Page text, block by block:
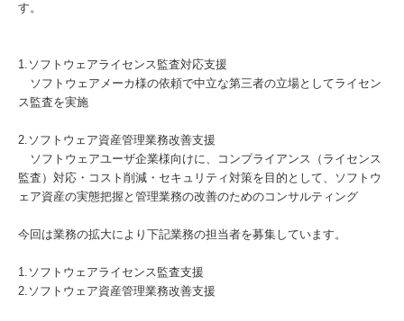
す。
1.ソフトウェアライセンス監査対応支援
ソフトウェアメーカ様の依頼で中立な第三者の立場としてライセン
ス監査を実施
2.ソフトウェア資産管理業務改善支援
ソフトウェアユーザ企業様向けに、コンプライアンス（ライセンス
監査）対応・コスト削減・セキュリティ対策を目的として、ソフトウ
ェア資産の実態把握と管理業務の改善のためのコンサルティング
今回は業務の拡大により下記業務の担当者を募集しています。
1.ソフトウェアライセンス監査支援
2.ソフトウェア資産管理業務改善支援